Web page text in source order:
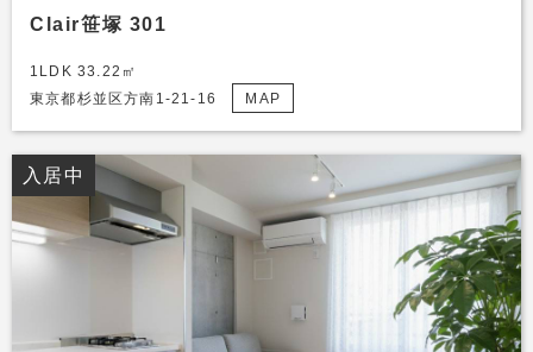
Clair笹塚 301
1LDK 33.22㎡
東京都杉並区方南1-21-16
MAP
入居中